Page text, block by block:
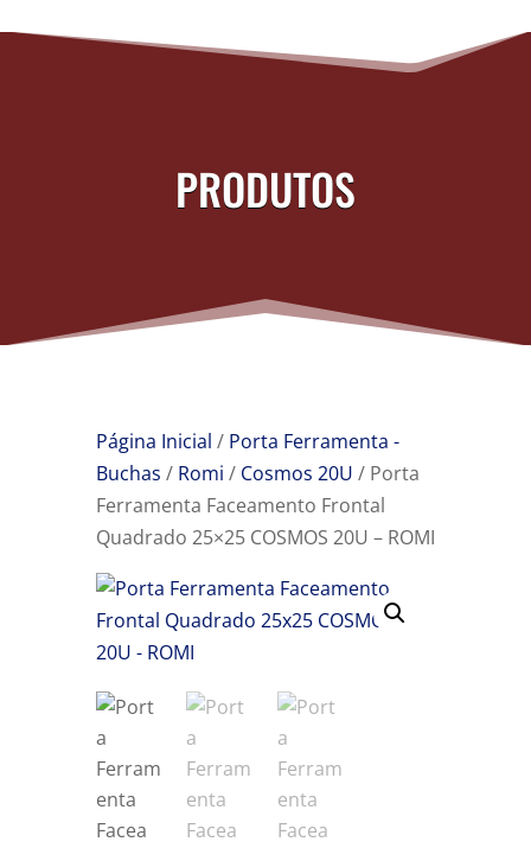
PRODUTOS
Página Inicial / Porta Ferramenta -
Buchas / Romi / Cosmos 20U / Porta
Ferramenta Faceamento Frontal
Quadrado 25×25 COSMOS 20U – ROMI